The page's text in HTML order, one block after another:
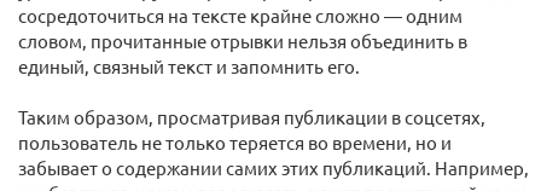
сосредоточиться на тексте крайне сложно — одним
словом, прочитанные отрывки нельзя объединить в
единый, связный текст и запомнить его.
Таким образом, просматривая публикации в соцсетях,
пользователь не только теряется во времени, но и
забывает о содержании самих этих публикаций. Например,